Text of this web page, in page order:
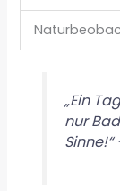
„Ein
nur